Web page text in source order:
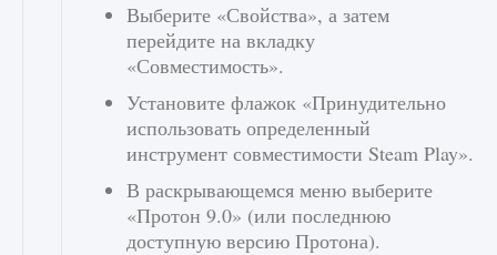
Выберите «Свойства», а затем
перейдите на вкладку
«Совместимость».
Установите флажок «Принудительно
использовать определенный
инструмент совместимости Steam Play».
В раскрывающемся меню выберите
«Протон 9.0» (или последнюю
доступную версию Протона).